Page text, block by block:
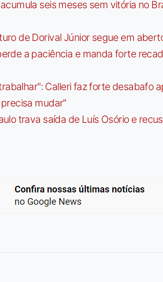
acumula seis meses sem vitória no
de Dorival Júnior segue em
a paciência e manda forte
Calleri faz forte desabafo
mudar"
trava saída de Luís Osório e